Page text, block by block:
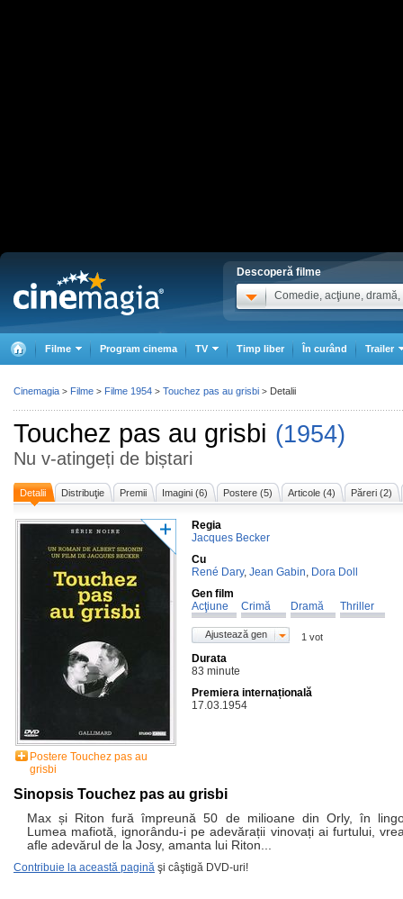
Descoperă filme
Comedie, acţiune, dramă,
Filme Program cinema TV Timp liber În curând Trailer
Touchez pas au grisbi (1954)
Nu v-atingeți de biștari
Detalii Distribuţie Premii Imagini (6) Postere (5) Articole (4) Păreri (2)
Postere Touchez pas au
grisbi
Regia
Jacques Becker
Cu
René Dary, Jean Gabin, Dora Doll
Gen film
Acţiune
Crimă Dramă Thriller
Ajustează gen 1 vot
Durata
83 minute
Premiera internațională
17.03.1954
Sinopsis Touchez pas au grisbi
Max și Riton fură împreună 50 de milioane din Orly, în
Lumea mafiotă, ignorându-i pe adevărații vinovați ai furtului,
afle adevărul de la Josy, amanta lui Riton...
Contribuie la această pagină şi câştigă DVD-uri!
Cinemagia > Filme > Filme 1954 > Touchez pas au grisbi > Detalii